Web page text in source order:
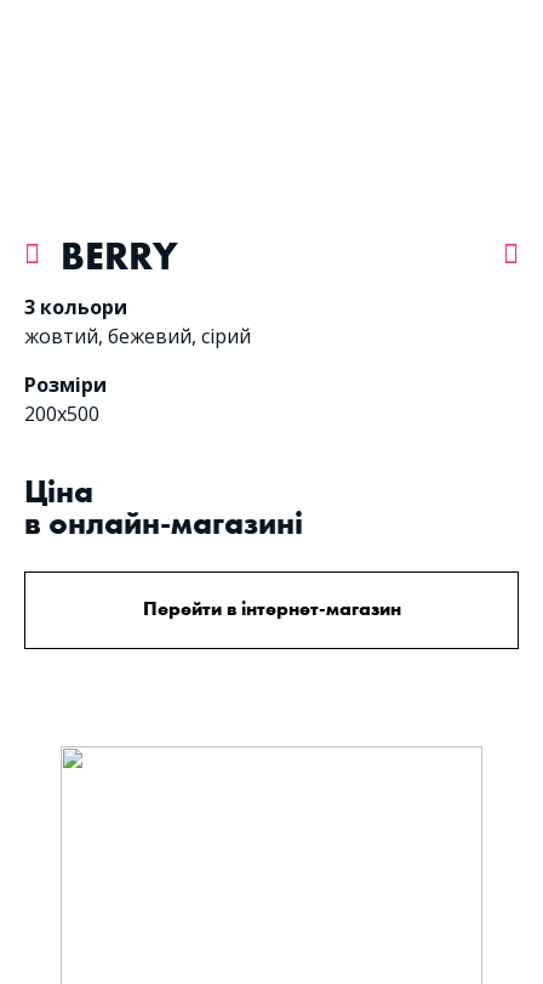
BERRY
3 кольори
жовтий, бежевий, сірий
Розміри
200x500
Цiна
в онлайн-магазині
Перейти в інтернет-магазин